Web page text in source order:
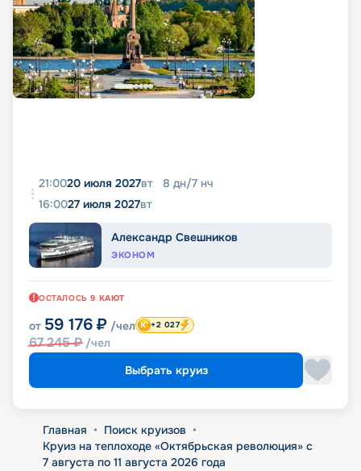
21:0020 июля 2027вт 8 дн/7 нч
16:0027 июля 2027вт
Александр Свешников
ЭКОНОМ
ОСТАЛОСЬ 9 КАЮТ
от 59 176 ₽ /чел
67 245₽ /чел
+2 027
Выбрать круиз
Главная • Поиск круизов •
Круиз на теплоходе «Октябрьская революция» с
7 августа по 11 августа 2026 года